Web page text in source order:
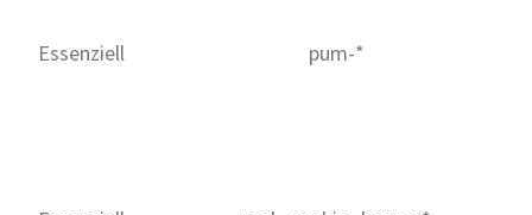
Essenziell pum-*